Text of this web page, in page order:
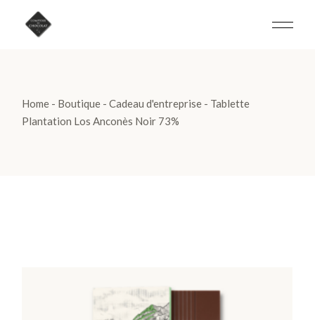
content
Home Boutique Cadeau d'entreprise
Tablette
Plantation Los Anconès Noir 73%